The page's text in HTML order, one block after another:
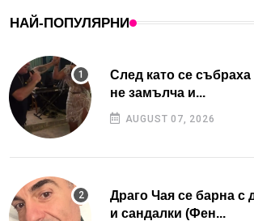
НАЙ-ПОПУЛЯРНИ
След като се събраха
не замълча и...
AUGUST 07, 2026
Драго Чая се барна с
и сандалки (Фен...